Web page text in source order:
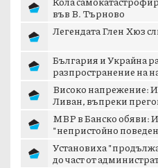
във В. Търново
Легендата Глен Хюз
България и Украйна
разпространение на
Високо напрежение:
Ливан, въпреки
МВР в Банско обяви:
"непристойно
Установиха
до част от